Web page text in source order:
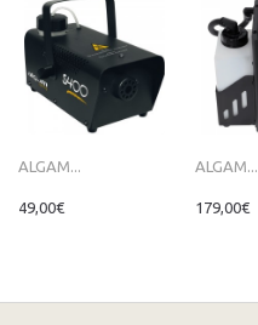
ALGAM...
49,00€
ALGAM...
179,00€